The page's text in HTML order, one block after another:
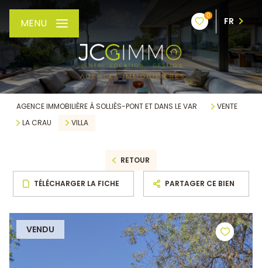
0
FR
MENU
AGENCE IMMOBILIÈRE À SOLLIÈS-PONT ET DANS LE VAR
VENTE
LA CRAU
VILLA
RETOUR
TÉLÉCHARGER LA FICHE PARTAGER CE BIEN
VENDU